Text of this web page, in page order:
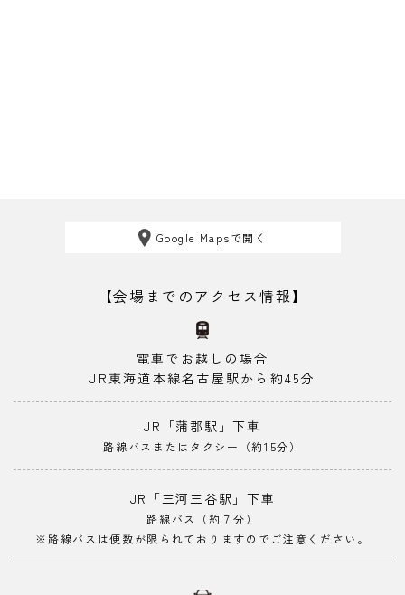
Google Mapsで開く
【会場までのアクセス情報】
電車でお越しの場合
JR東海道本線名古屋駅から約45分
JR「蒲郡駅」下車
路線バスまたはタクシー（約15分）
JR「三河三谷駅」下車
路線バス（約７分）
※路線バスは便数が限られておりますのでご注意ください。